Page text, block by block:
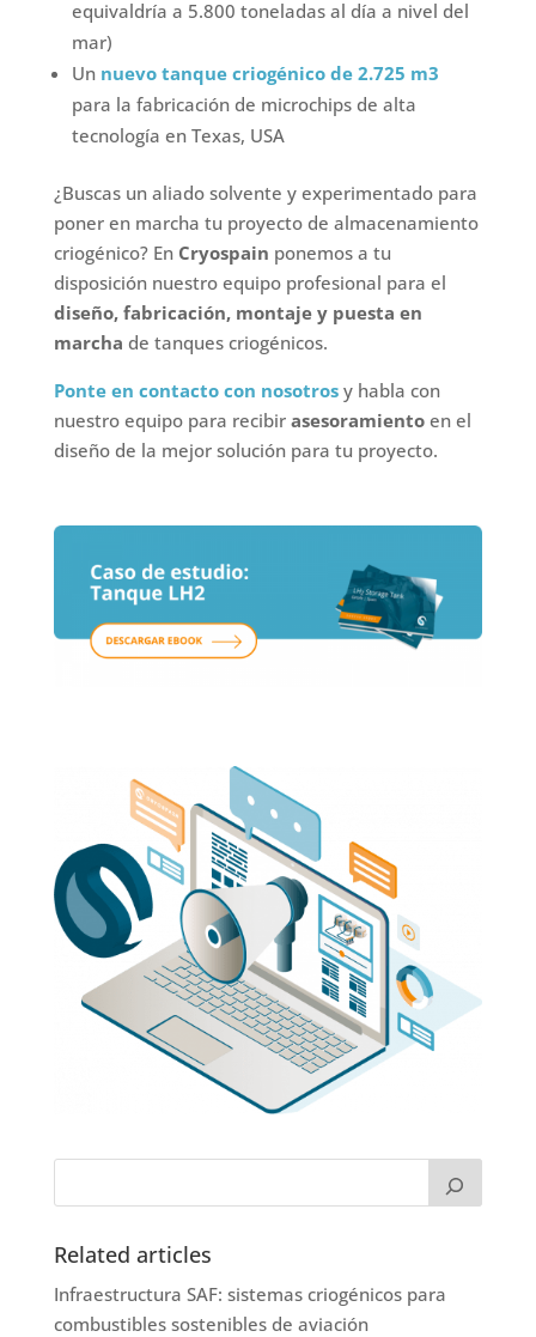
equivaldría a 5.800 toneladas al día a nivel del
mar)
Un nuevo tanque criogénico de 2.725 m3
para la fabricación de microchips de alta
tecnología en Texas, USA
¿Buscas un aliado solvente y experimentado para
poner en marcha tu proyecto de almacenamiento
criogénico? En Cryospain ponemos a tu
disposición nuestro equipo profesional para el
diseño, fabricación, montaje y puesta en
marcha de tanques criogénicos.
Ponte en contacto con nosotros y habla con
nuestro equipo para recibir asesoramientoen el
diseño de la mejor solución para tu proyecto.
Related articles
Infraestructura SAF: sistemas criogénicos para
combustibles sostenibles de aviación